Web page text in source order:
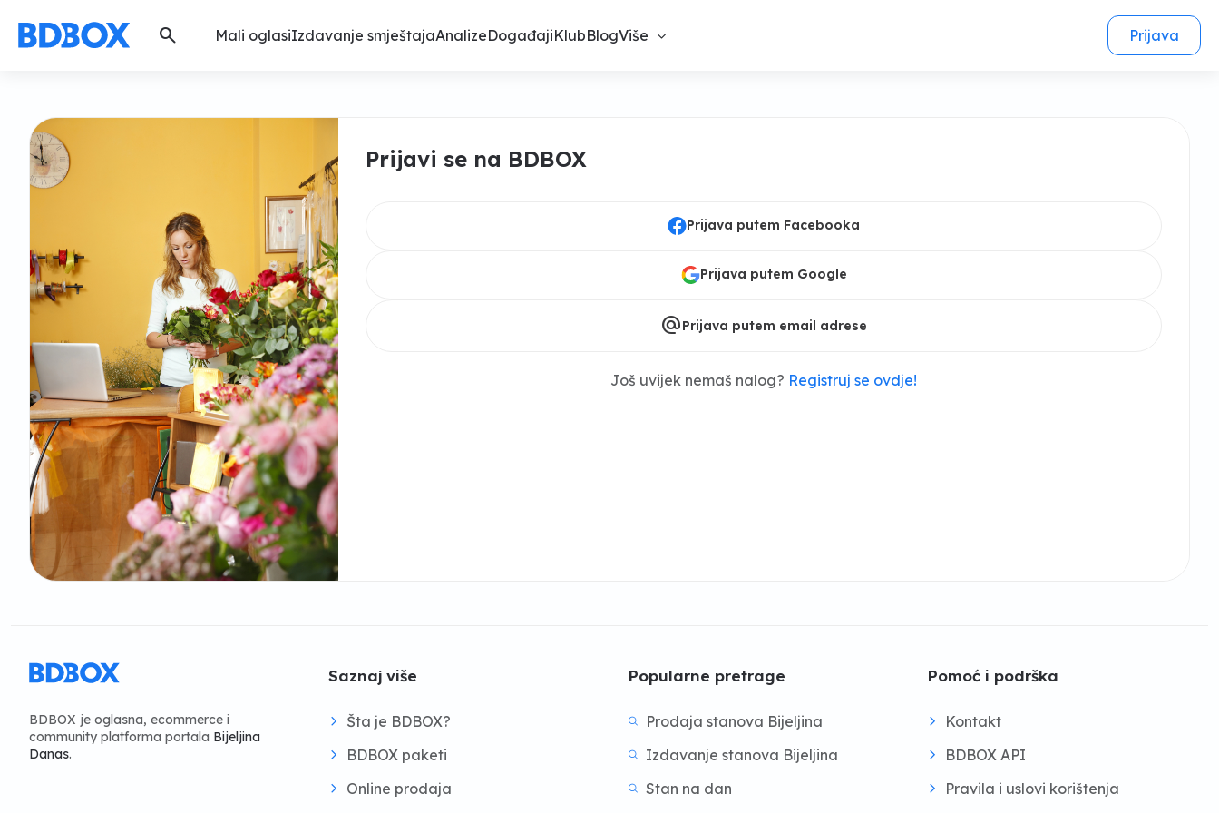
search Mali oglasiIzdavanje smještajaAnalizeDogađajiKlubBlogViše Prijava
Prijavi se na BDBOX
Prijava putem Facebooka
Prijava putem Google
alternate_emailPrijava putem email adrese
Još uvijek nemaš nalog? Registruj se ovdje!
BDBOX je oglasna, ecommerce i
community platforma portala Bijeljina
Danas.
Saznaj više
Šta je BDBOX?
BDBOX paketi
Online prodaja
Popularne pretrage
Prodaja stanova Bijeljina
Izdavanje stanova Bijeljina
Stan na dan
Pomoć i podrška
Kontakt
BDBOX API
Pravila i uslovi korištenja